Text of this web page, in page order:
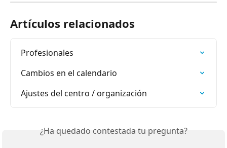
Artículos relacionados
Profesionales
Cambios en el calendario
Ajustes del centro / organización
¿Ha quedado contestada tu pregunta?